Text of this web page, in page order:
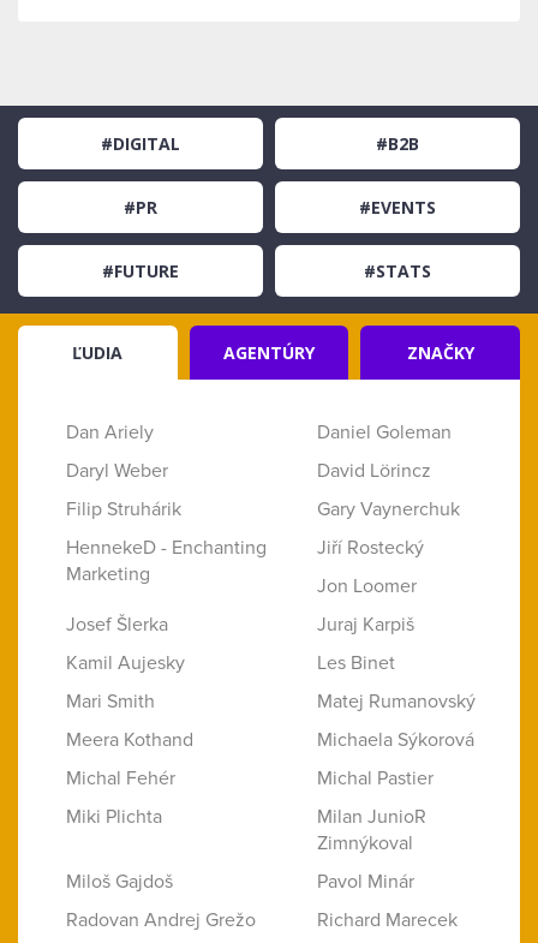
#DIGITAL #B2B
#PR #EVENTS
#FUTURE #STATS
ĽUDIA AGENTÚRY ZNAČKY
Dan Ariely
Daniel Goleman
Daryl Weber
David Lörincz
Filip Struhárik
Gary Vaynerchuk
HennekeD - Enchanting
Marketing
Jiří Rostecký
Jon Loomer
Josef Šlerka
Juraj Karpiš
Kamil Aujesky
Les Binet
Mari Smith
Matej Rumanovský
Meera Kothand
Michaela Sýkorová
Michal Fehér
Michal Pastier
Miki Plichta
Milan JunioR
Zimnýkoval
Miloš Gajdoš
Pavol Minár
Radovan Andrej Grežo
Richard Marecek